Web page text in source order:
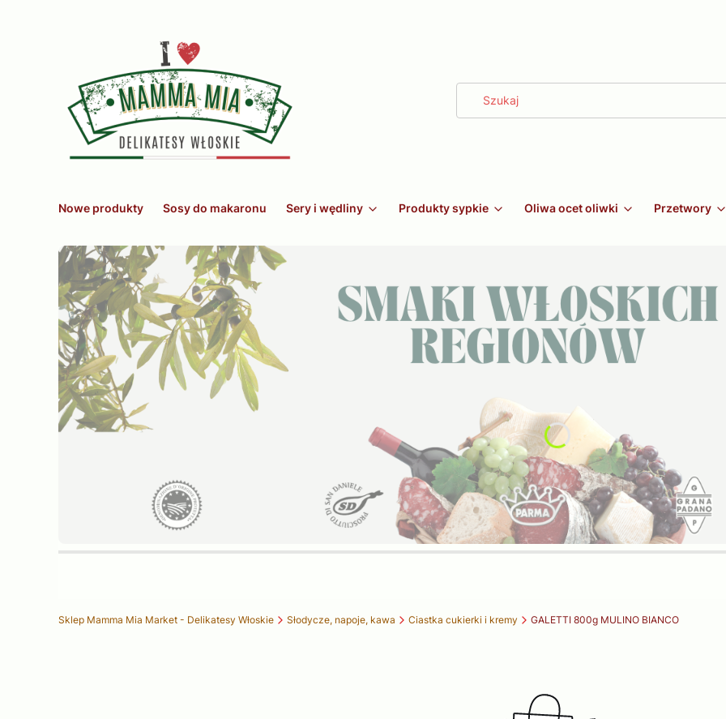
Nowe produkty Sosy do makaronu Sery i wędliny Produkty sypkie Oliwa ocet oliwki Przetwory
Sklep Mamma Mia Market - Delikatesy Włoskie Słodycze, napoje, kawa Ciastka cukierki i kremy GALETTI 800g MULINO BIANCO